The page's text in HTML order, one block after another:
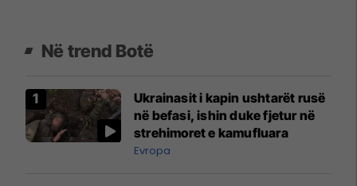
Në trend Botë
Ukrainasit i kapin ushtarët rusë
në befasi, ishin duke fjetur në
strehimoret e kamufluara
Evropa